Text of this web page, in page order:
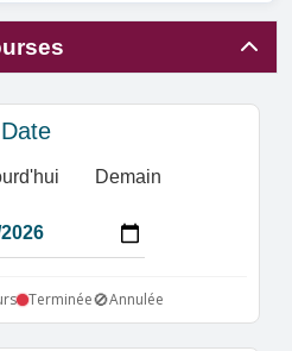
Date
Demain
Terminée🚫Annulée
Réinitialiser